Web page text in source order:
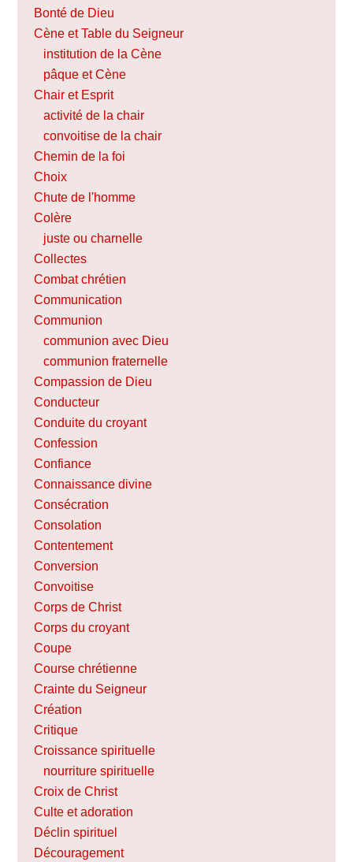
Bonté de Dieu
Cène et Table du Seigneur
institution de la Cène
pâque et Cène
Chair et Esprit
activité de la chair
convoitise de la chair
Chemin de la foi
Choix
Chute de l'homme
Colère
juste ou charnelle
Collectes
Combat chrétien
Communication
Communion
communion avec Dieu
communion fraternelle
Compassion de Dieu
Conducteur
Conduite du croyant
Confession
Confiance
Connaissance divine
Consécration
Consolation
Contentement
Conversion
Convoitise
Corps de Christ
Corps du croyant
Coupe
Course chrétienne
Crainte du Seigneur
Création
Critique
Croissance spirituelle
nourriture spirituelle
Croix de Christ
Culte et adoration
Déclin spirituel
Découragement